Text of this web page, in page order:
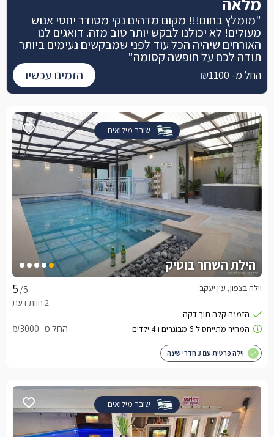
שובר מילואים
הילת השחר בוטיק
/5 וילה בצפון, עין יעקב
החל מ- ₪3000
וילה פרטית עם 3 חדרי שינה
שובר מילואים
"מומלץ בחום!!! מקום מדהים נקי מסודר יחסי אנוש
מעולים! לא יכולנו לבקש יותר טוב מזה. דואגים לנו
האורחים שיהיה הכל עוד לפני שמבקשים נעימים ביותר
תודה לכם על חופשה קסומה"
החל מ- ₪1100 הזמינו עכשיו